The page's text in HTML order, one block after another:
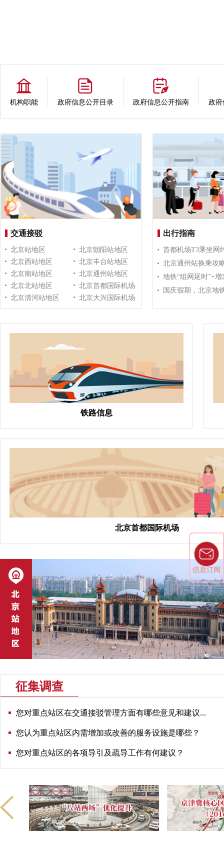
机构职能 政府信息公开目录 政府信息公开指南 政府
交通接驳
北京站地区
北京西站地区
北京南站地区
北京北站地区
北京清河站地区
北京朝阳站地区
北京丰台站地区
北京通州站地区
北京首都国际机场
北京大兴国际机场
出行指南
首都机场T3乘坐网
北京通州站换乘攻
国庆假期，北京地
铁路信息
北京首都国际机场
信息订阅